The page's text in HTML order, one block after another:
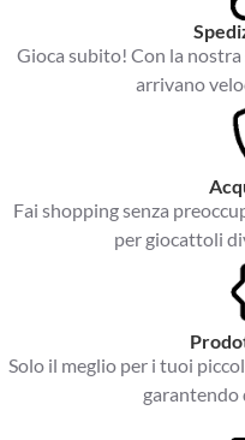
Gioca subito! Con la
arrivano
Fai shopping senza
per giocattoli
Solo il meglio per i tuoi
garantendo